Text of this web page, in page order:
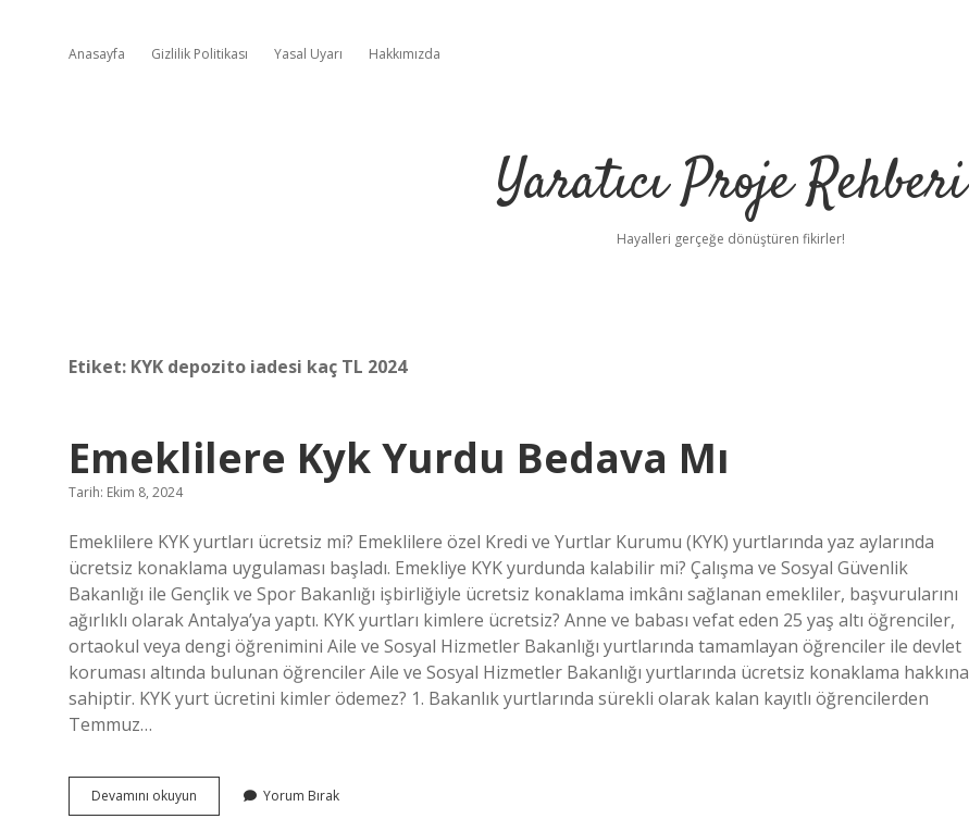
Anasayfa Gizlilik Politikası Yasal Uyarı Hakkımızda
Yaratıcı Proje Rehberi
Hayalleri gerçeğe dönüştüren fikirler!
Etiket: KYK depozito iadesi kaç TL 2024
Emeklilere Kyk Yurdu Bedava Mı
Tarih: Ekim 8, 2024
Emeklilere KYK yurtları ücretsiz mi? Emeklilere özel Kredi ve Yurtlar Kurumu (KYK) yurtlarında yaz aylarında
ücretsiz konaklama uygulaması başladı. Emekliye KYK yurdunda kalabilir mi? Çalışma ve Sosyal Güvenlik
Bakanlığı ile Gençlik ve Spor Bakanlığı işbirliğiyle ücretsiz konaklama imkânı sağlanan emekliler, başvurularını
ağırlıklı olarak Antalya’ya yaptı. KYK yurtları kimlere ücretsiz? Anne ve babası vefat eden 25 yaş altı öğrenciler,
ortaokul veya dengi öğrenimini Aile ve Sosyal Hizmetler Bakanlığı yurtlarında tamamlayan öğrenciler ile devlet
koruması altında bulunan öğrenciler Aile ve Sosyal Hizmetler Bakanlığı yurtlarında ücretsiz konaklama hakkına
sahiptir. KYK yurt ücretini kimler ödemez? 1. Bakanlık yurtlarında sürekli olarak kalan kayıtlı öğrencilerden
Temmuz…
Devamını okuyun Emeklilere
Kyk
Yorum Bırak